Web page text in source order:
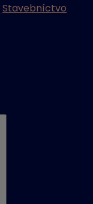
Stavebníctvo